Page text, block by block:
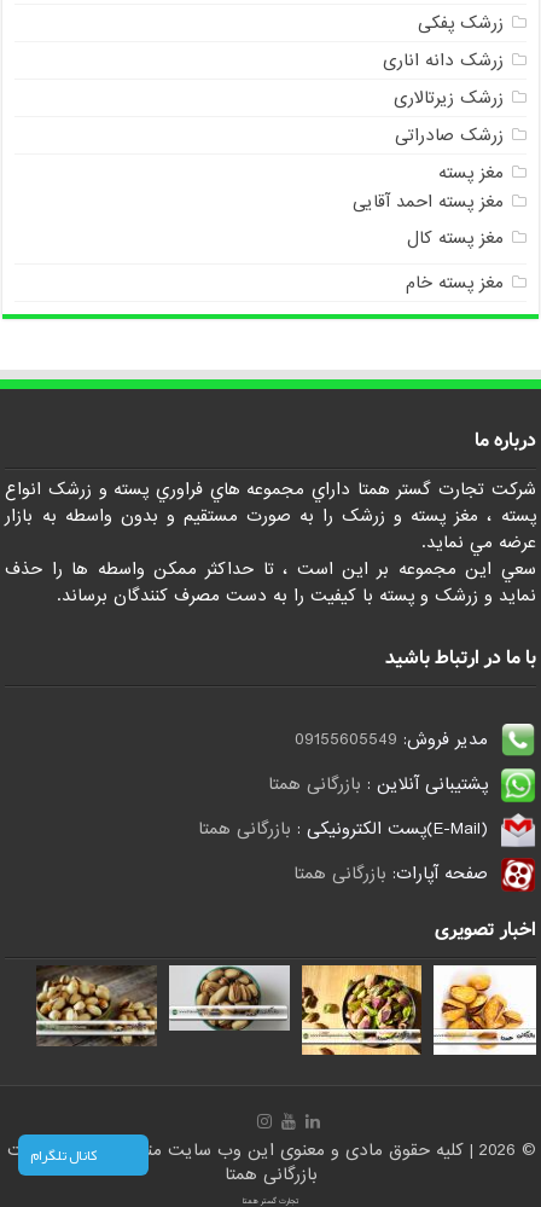
زرشک پفکی
زرشک دانه اناری
زرشک زیرتالاری
زرشک صادراتی
مغز پسته
مغز پسته احمد آقایی
مغز پسته کال
مغز پسته خام
درباره ما
شرکت تجارت گستر همتا داراي مجموعه هاي فراوري پسته و زرشک انواع
پسته ، مغز پسته و زرشک را به صورت مستقيم و بدون واسطه به بازار
عرضه مي نمايد.
سعي اين مجموعه بر اين است ، تا حداکثر ممکن واسطه ها را حذف
نمايد و زرشک و پسته با کيفيت را به دست مصرف کنندگان برساند.
با ما در ارتباط باشید
مدیر فروش: 09155605549
پشتیبانی آنلاین : بازرگانی همتا
(E-Mail)پست الکترونیکی :
بازرگانی همتا
صفحه آپارات: بازرگانی همتا
اخبار تصویری
© 2026 | کلیه حقوق مادی و معنوی این وب سایت متعلق است به سایت
بازرگانی همتا
تجارت گستر همتا
کانال تلگرام